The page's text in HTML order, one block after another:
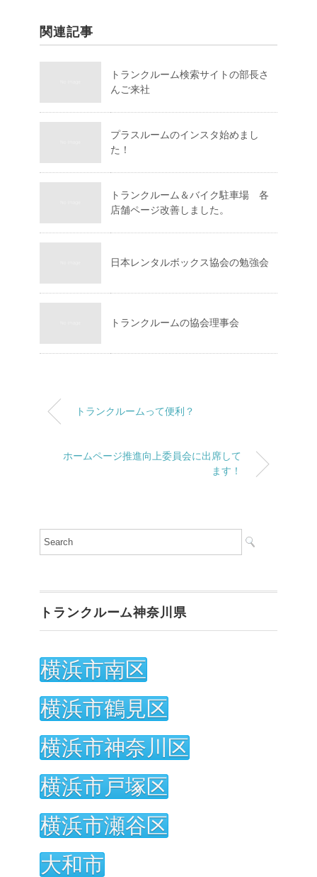
関連記事
トランクルーム検索サイトの部長さ
んご来社
プラスルームのインスタ始めまし
た！
トランクルーム＆バイク駐車場 各
店舗ページ改善しました。
日本レンタルボックス協会の勉強会
トランクルームの協会理事会
トランクルームって便利？
ホームページ推進向上委員会に出席して
ます！
トランクルーム神奈川県
横浜市南区
横浜市鶴見区
横浜市神奈川区
横浜市戸塚区
横浜市瀬谷区
大和市